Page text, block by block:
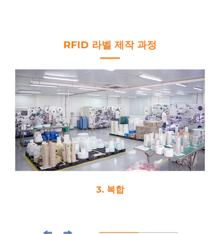
RFID 라벨 제작 과정
4. 다이 커팅